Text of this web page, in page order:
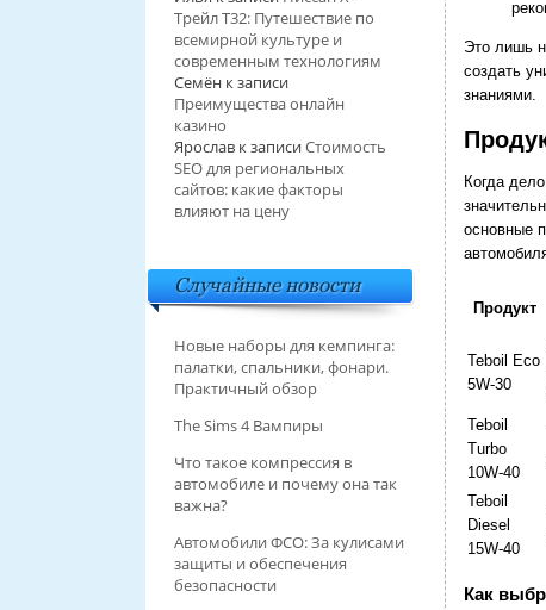
Это лишь
создать
знаниями.
Когда
основные
Продукт
Teboil Eco
5W-30
Teboil
Turbo
10W-40
Teboil
Diesel
15W-40
Как
Трейл T32: Путешествие по
всемирной культуре и
современным технологиям
Семён к записи
Преимущества онлайн
казино
Ярослав к записиСтоимость
SEO для региональных
сайтов: какие факторы
влияют на цену
Случайные новости
Новые наборы для кемпинга:
палатки, спальники, фонари.
Практичный обзор
The Sims 4 Вампиры
Что такое компрессия в
автомобиле и почему она так
важна?
Автомобили ФСО: За кулисами
защиты и обеспечения
безопасности